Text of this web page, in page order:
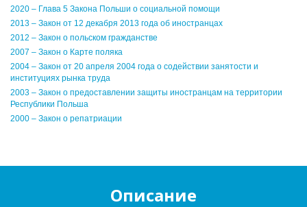
2020 – Глава 5 Закона Польши о социальной помощи
2013 – Закон от 12 декабря 2013 года об иностранцах
2012 – Закон о польском гражданстве
2007 – Закон о Карте поляка
2004 – Закон от 20 апреля 2004 года о содействии занятости и
институциях рынка труда
2003 – Закон о предоставлении защиты иностранцам на территории
Республики Польша
2000 – Закон о репатриации
Описание